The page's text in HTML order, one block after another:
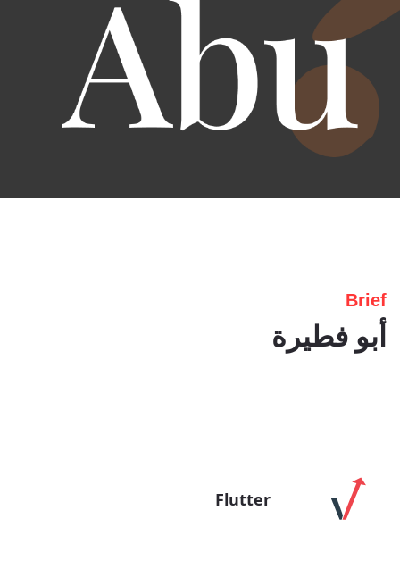
Brief
أبو فطيرة
Flutter